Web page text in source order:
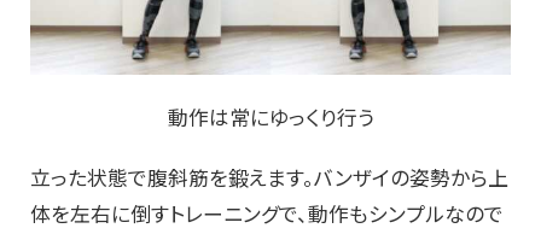
動作は常にゆっくり行う
立った状態で腹斜筋を鍛えます。バンザイの姿勢から上
体を左右に倒すトレーニングで、動作もシンプルなので